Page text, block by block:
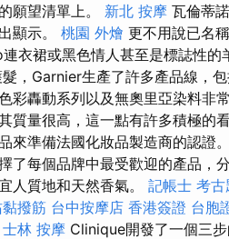
願望清單上。 新北 按摩 瓦倫蒂
顯示。 桃園 外燴 更不用說已名
衣裙或黑色情人甚至是標誌性
，Garnier生產了許多產品線，
彩轟動系列以及無奧里亞染料非
質量很高，這一點有許多積極的
來準備法國化妝品製造商的認證。
了每個品牌中最受歡迎的產品，
人質地和天然香氣。 記帳士 考古
撥筋 台中按摩店 香港簽證 台胞
士林 按摩 Clinique開發了一個三